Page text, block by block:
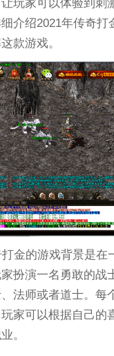
玩家可以体验到刺
介绍2021年传奇打
款游戏。
打金的游戏背景是在
扮演一名勇敢的战
法师或者道士。每
家可以根据自己的
。